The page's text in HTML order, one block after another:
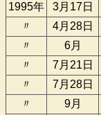
1995年
3月17日
〃
4月28日
〃
6月
〃
7月21日
〃
7月28日
〃
9月